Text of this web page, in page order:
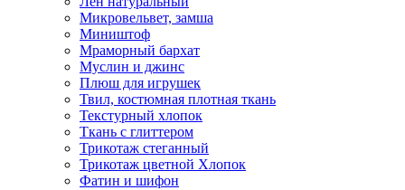
Микровельвет, замша
Миништоф
Мраморный бархат
Муслин и джинс
Плюш для игрушек
Твил, костюмная плотная ткань
Текстурный хлопок
Ткань с глиттером
Трикотаж стеганный
Трикотаж цветной Хлопок
Фатин и шифон